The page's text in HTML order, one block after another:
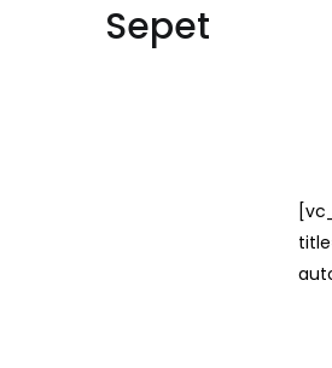
Sepet